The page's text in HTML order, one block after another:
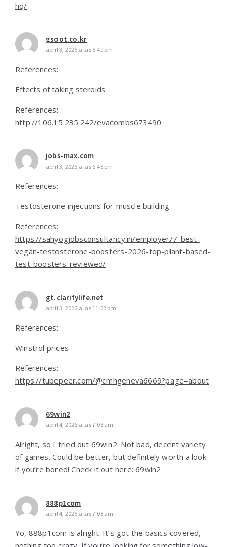
hq/
gsoot.co.kr
abril 3, 2026 a las 5:41 pm
References:
Effects of taking steroids
References:
http://106.15.235.242/evacombs673490
jobs-max.com
abril 3, 2026 a las 6:48 pm
References:
Testosterone injections for muscle building
References:
https://sahyogjobsconsultancy.in/employer/7-best-
vegan-testosterone-boosters-2026-top-plant-based-
test-boosters-reviewed/
gt.clarifylife.net
abril 3, 2026 a las 11:02 pm
References:
Winstrol prices
References:
https://tubepeer.com/@cmhgeneva6669?page=about
69win2
abril 4, 2026 a las 7:08 am
Alright, so I tried out 69win2. Not bad, decent variety
of games. Could be better, but definitely worth a look
if you’re bored! Check it out here:69win2
888p1com
abril 4, 2026 a las 7:08 am
Yo, 888p1com is alright. It’s got the basics covered,